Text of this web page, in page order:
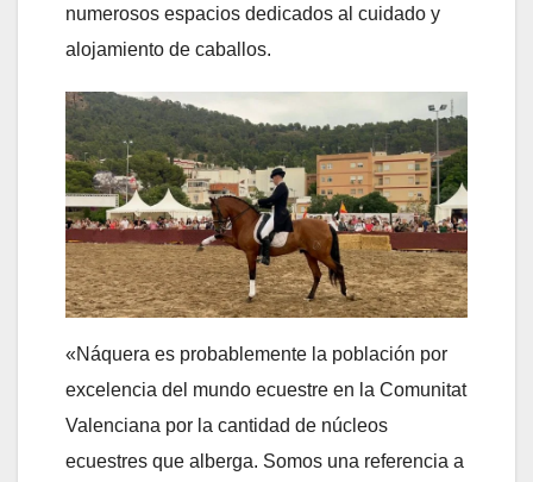
numerosos espacios dedicados al cuidado y
alojamiento de caballos.
«Náquera es probablemente la población por
excelencia del mundo ecuestre en la Comunitat
Valenciana por la cantidad de núcleos
ecuestres que alberga. Somos una referencia a